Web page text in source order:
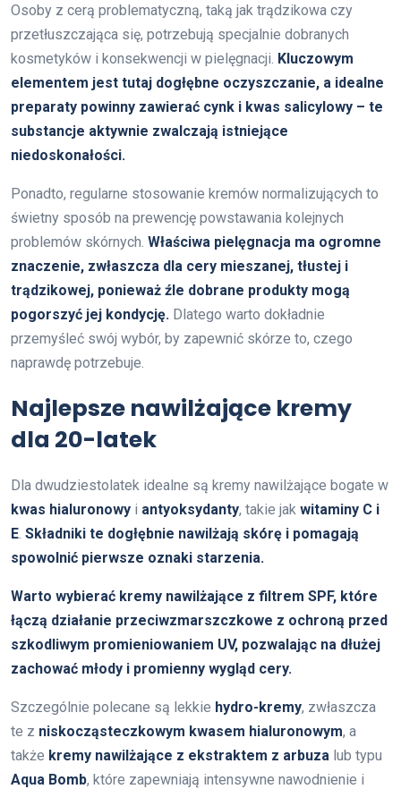
Osoby z cerą problematyczną, taką jak trądzikowa czy
przetłuszczająca się, potrzebują specjalnie dobranych
kosmetyków i konsekwencji w pielęgnacji. Kluczowym
elementem jest tutaj dogłębne oczyszczanie, a idealne
preparaty powinny zawierać cynk i kwas salicylowy – te
substancje aktywnie zwalczają istniejące
niedoskonałości.
Ponadto, regularne stosowanie kremów normalizujących to
świetny sposób na prewencję powstawania kolejnych
problemów skórnych. Właściwa pielęgnacja ma ogromne
znaczenie, zwłaszcza dla cery mieszanej, tłustej i
trądzikowej, ponieważ źle dobrane produkty mogą
pogorszyć jej kondycję. Dlatego warto dokładnie
przemyśleć swój wybór, by zapewnić skórze to, czego
naprawdę potrzebuje.
Najlepsze nawilżające kremy
dla 20-latek
Dla dwudziestolatek idealne są kremy nawilżające bogate w
kwas hialuronowy i antyoksydanty, takie jak witaminy C i
E. Składniki te dogłębnie nawilżają skórę i pomagają
spowolnić pierwsze oznaki starzenia.
Warto wybierać kremy nawilżające z filtrem SPF, które
łączą działanie przeciwzmarszczkowe z ochroną przed
szkodliwym promieniowaniem UV, pozwalając na dłużej
zachować młody i promienny wygląd cery.
Szczególnie polecane są lekkie hydro-kremy, zwłaszcza
te z niskocząsteczkowym kwasem hialuronowym, a
także kremy nawilżające z ekstraktem z arbuza lub typu
Aqua Bomb, które zapewniają intensywne nawodnienie i